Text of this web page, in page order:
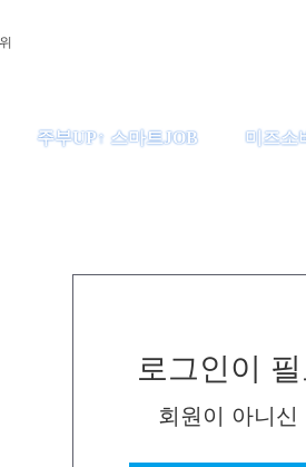
주부UP↑ 스마트JOB 미즈소
로그인이
회원이 아니